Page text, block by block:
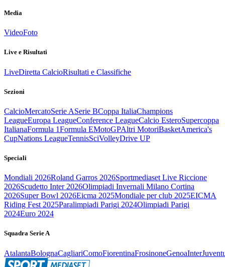
Media
VideoFoto
Live e Risultati
LiveDiretta CalcioRisultati e Classifiche
Sezioni
CalcioMercatoSerie ASerie BCoppa ItaliaChampions
LeagueEuropa LeagueConference LeagueCalcio EsteroSupercoppa
ItalianaFormula 1Formula EMotoGPAltri MotoriBasketAmerica's
CupNations LeagueTennisSciVolleyDrive UP
Speciali
Mondiali 2026Roland Garros 2026Sportmediaset Live Riccione
2026Scudetto Inter 2026Olimpiadi Invernali Milano Cortina
2026Super Bowl 2026Eicma 2025Mondiale per club 2025EICMA
Riding Fest 2025Paralimpiadi Parigi 2024Olimpiadi Parigi
2024Euro 2024
Squadra Serie A
AtalantaBolognaCagliariComoFiorentinaFrosinoneGenoaInter